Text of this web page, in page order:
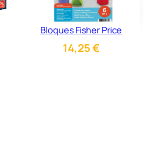
Bloques Fisher Price
14,25€